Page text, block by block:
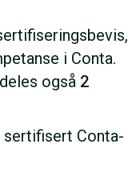
i Conta.
også 2
sertifisert Conta-